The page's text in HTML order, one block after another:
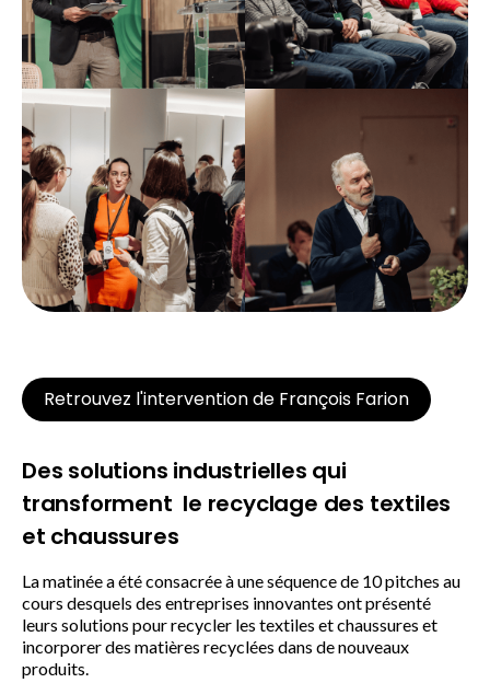
Retrouvez l'intervention de François Farion
Des solutions industrielles qui
transforment le recyclage des textiles
et chaussures
La matinée a été consacrée à une séquence de 10 pitches au
cours desquels des entreprises innovantes ont présenté
leurs solutions pour recycler les textiles et chaussures et
incorporer des matières recyclées dans de nouveaux
produits.